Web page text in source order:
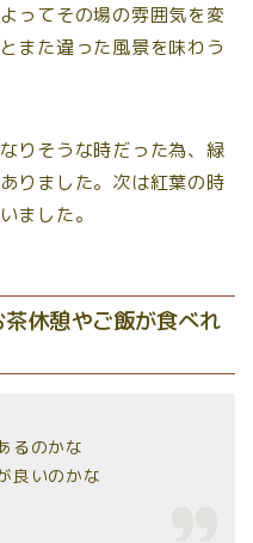
ってその場の雰囲気を変
また違った風景を味わう
りそうな時だった為、緑
りました。次は紅葉の時
ました。
休憩やご飯が食べれ
るのかな
良いのかな